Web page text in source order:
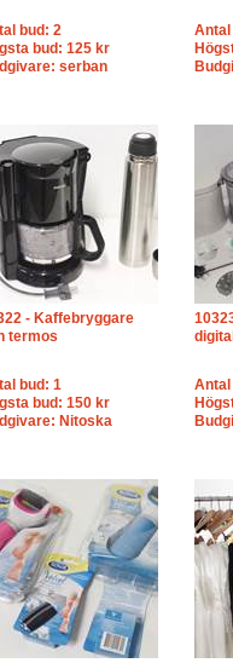
bud: 2
bud: 125 kr
serban
Antal
- Kaffebryggare
termos
bud: 1
bud: 150 kr
Nitoska
Antal